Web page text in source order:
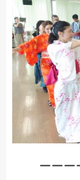
ーーー